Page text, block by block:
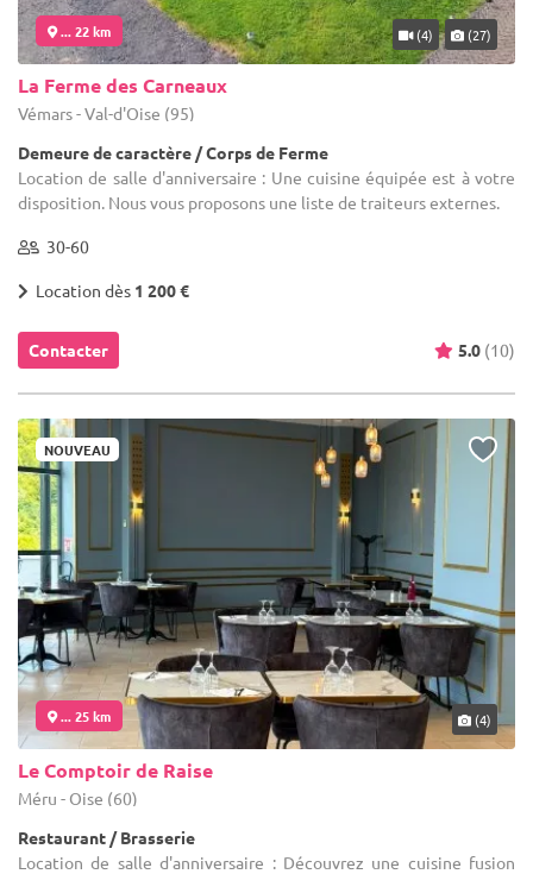
... 22 km (4) (27)
La Ferme des Carneaux
Vémars - Val-d'Oise (95)
Demeure de caractère / Corps de Ferme
Location de salle d'anniversaire : Une cuisine équipée est à votre
disposition. Nous vous proposons une liste de traiteurs externes.
30-60
Location dès 1 200 €
Contacter 5.0 (10)
NOUVEAU
... 25 km (4)
Le Comptoir de Raise
Méru - Oise (60)
Restaurant / Brasserie
Location de salle d'anniversaire : Découvrez une cuisine fusion